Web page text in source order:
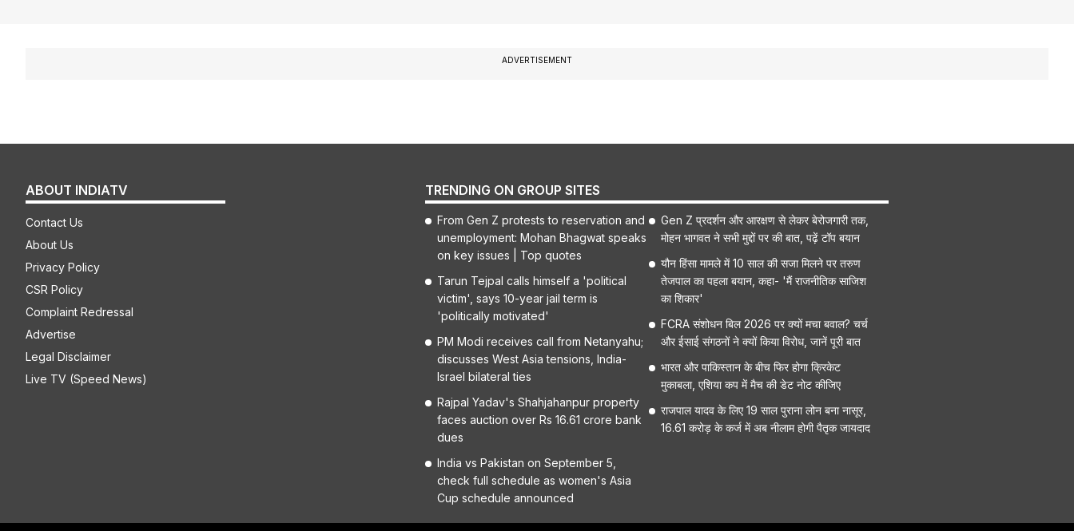
ADVERTISEMENT
ABOUT INDIATV
Contact Us
About Us
Privacy Policy
CSR Policy
Complaint Redressal
Advertise
Legal Disclaimer
Live TV (Speed News)
TRENDING ON GROUP SITES
From Gen Z protests to reservation and
unemployment: Mohan Bhagwat speaks
on key issues | Top quotes
Tarun Tejpal calls himself a 'political
victim', says 10-year jail term is
'politically motivated'
PM Modi receives call from Netanyahu;
discusses West Asia tensions, India-
Israel bilateral ties
Rajpal Yadav's Shahjahanpur property
faces auction over Rs 16.61 crore bank
dues
India vs Pakistan on September 5,
check full schedule as women's Asia
Cup schedule announced
Gen Z प्रदर्शन और आरक्षण से लेकर बेरोजगारी तक,
मोहन भागवत ने सभी मुद्दों पर की बात, पढ़ें टॉप बयान
यौन हिंसा मामले में 10 साल की सजा मिलने पर तरुण
तेजपाल का पहला बयान, कहा- 'मैं राजनीतिक साजिश
का शिकार'
FCRA संशोधन बिल 2026 पर क्यों मचा बवाल? चर्च
और ईसाई संगठनों ने क्यों किया विरोध, जानें पूरी बात
भारत और पाकिस्तान के बीच फिर होगा क्रिकेट
मुकाबला, एशिया कप में मैच की डेट नोट कीजिए
राजपाल यादव के लिए 19 साल पुराना लोन बना नासूर,
16.61 करोड़ के कर्ज में अब नीलाम होगी पैतृक जायदाद